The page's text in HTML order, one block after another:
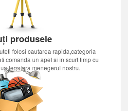
produsele
folosi cautarea rapida,categoria
comanda un apel si in scurt timp cu
legatura menegerul nostru.